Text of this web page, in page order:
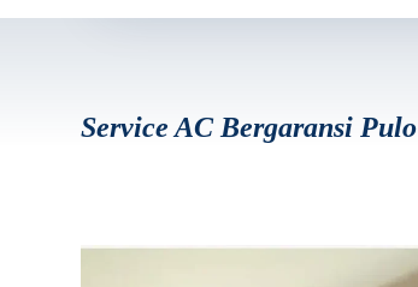
Service AC Bergaransi Pulo